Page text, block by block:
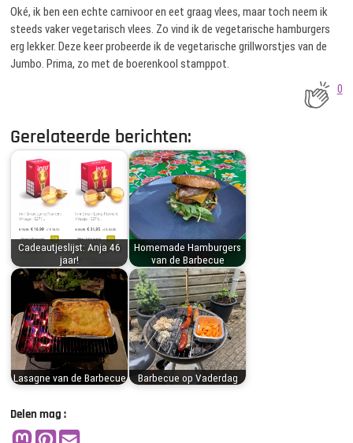
Oké, ik ben een echte carnivoor en eet graag vlees, maar toch neem ik
steeds vaker vegetarisch vlees. Zo vind ik de vegetarische hamburgers
erg lekker. Deze keer probeerde ik de vegetarische grillworstjes van de
Jumbo. Prima, zo met de boerenkool stamppot.
0
Gerelateerde berichten:
Cadeautjeslijst: Anja 46
jaar!
Homemade Hamburgers
van de Barbecue
Lasagne van de Barbecue Barbecue op Vaderdag
Delen mag :